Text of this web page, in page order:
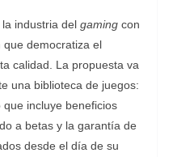
industria del gaming con
democratiza el
calidad. La propuesta va
una biblioteca de juegos:
incluye beneficios
a betas y la garantía de
desde el día de su